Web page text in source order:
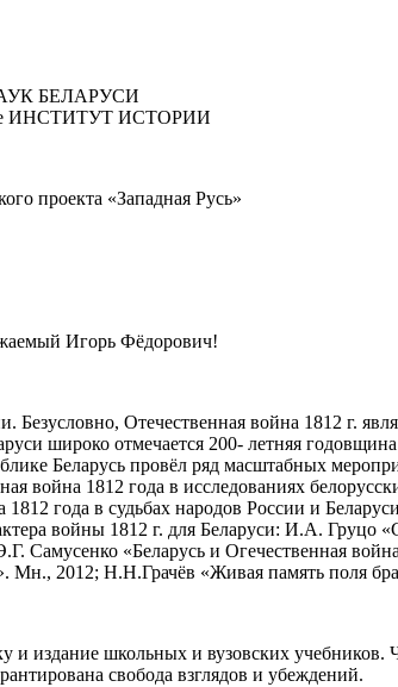
БЕЛАРУСИ
ИНСТИТУТ ИСТОРИИ
проекта «Западная Русь»
Игорь Фёдорович!
Отечественная война 1812 г.
широко отмечается 200- летняя
Беларусь провёл ряд масштабных
война 1812 года в исследованиях
года в судьбах народов России и
войны 1812 г. для Беларуси: И.А. Груцо
«Беларусь и Огечественная
Мн., 2012; Н.Н.Грачёв «Живая память поля
и издание школьных и вузовских учебников.
свобода взглядов и убеждений.